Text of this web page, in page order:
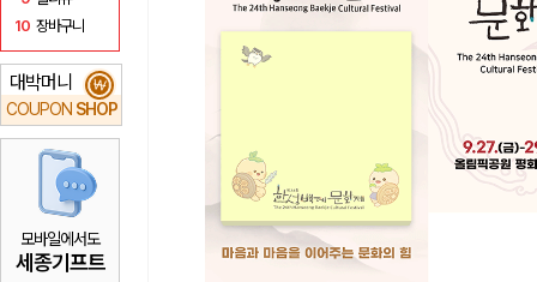
10 장바구니
대박머니
COUPON SHOP
₩
모바일에서도
세종기프트